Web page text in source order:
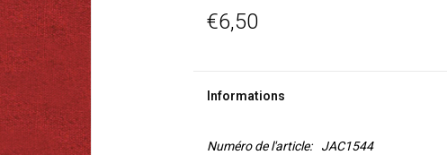
€6,50
Informations
Numéro de l'article:
JAC1544